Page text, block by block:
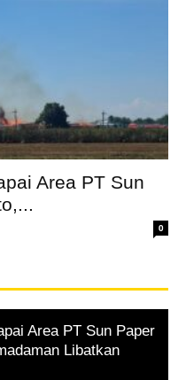
Area PT Sun
0
Area PT Sun Paper
Libatkan